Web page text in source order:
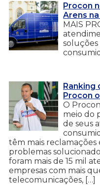
Procon
Arens
MAIS
Ranking
Procon
O
meio do
de seus
têm mais reclamações
problemas
foram mais de 15 mil
empresas com mais
telecomunicações, […]